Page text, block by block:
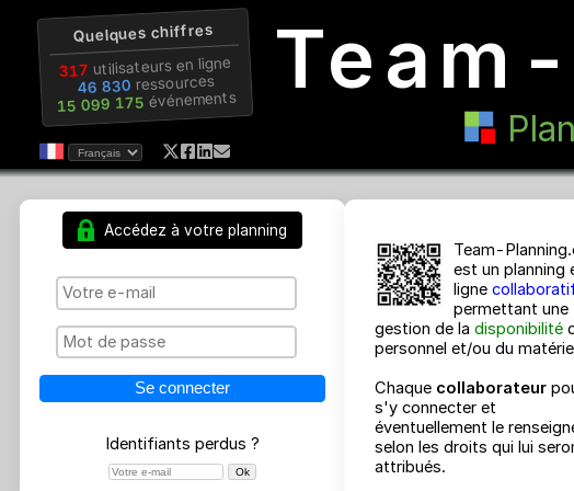
Accédez à votre planning
Team-
est un
ligne
gestion de la
personnel et/ou du
Chaque
s'y connecter et
éventuellement le
Quelques chiffres
317utilisateurs en ligne
46 830ressources
15 099 175événements